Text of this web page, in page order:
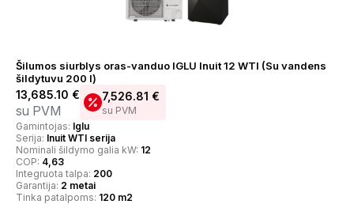
Šilumos siurblys oras-vanduo IGLU Inuit 12 WTI (Su vandens
šildytuvu 200 l)
13,685.10 €
su PVM
7,526.81 €
su PVM
Gamintojas: Iglu
Serija: Inuit WTI serija
Nominali šildymo galia kW: 12
COP: 4,63
Integruota talpa: 200
Garantija: 2 metai
Tinka patalpoms: 120 m2